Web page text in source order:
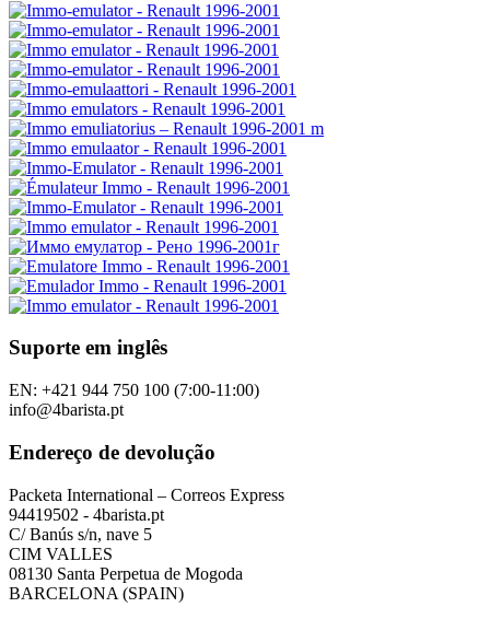
Suporte em inglês
EN: +421 944 750 100 (7:00-11:00)
info@4barista.pt
Endereço de devolução
Packeta International – Correos Express
94419502 - 4barista.pt
C/ Banús s/n, nave 5
CIM VALLES
08130 Santa Perpetua de Mogoda
BARCELONA (SPAIN)